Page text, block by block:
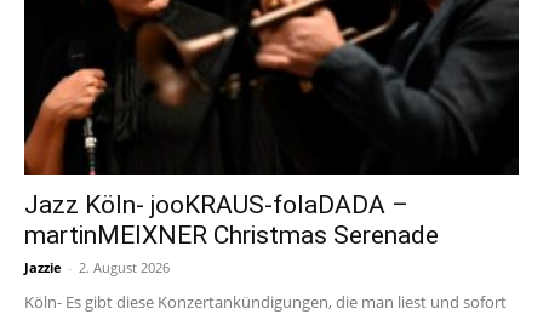
Jazz Köln- jooKRAUS-folaDADA –
martinMEIXNER Christmas Serenade
Jazzie - 2. August 2026
Köln- Es gibt diese Konzertankündigungen, die man liest und sofort